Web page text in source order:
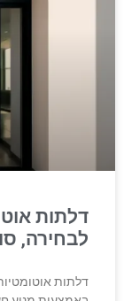
דלתות
לבחירה,
דלתות